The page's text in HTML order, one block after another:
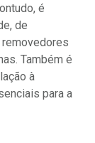
é
de
Também é
à
para a